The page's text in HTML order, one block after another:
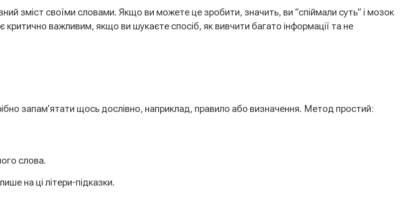
зміст своїми словами. Якщо ви можете це зробити, значить, ви “спіймали суть” і мозок
критично важливим, якщо ви шукаєте спосіб, як вивчити багато інформації та не
запам’ятати щось дослівно, наприклад, правило або визначення. Метод простий:
слова.
на ці літери-підказки.